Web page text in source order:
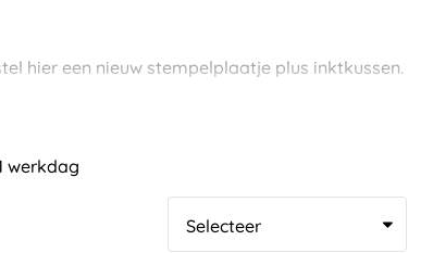
hier een nieuw stempelplaatje plus inktkussen.
werkdag